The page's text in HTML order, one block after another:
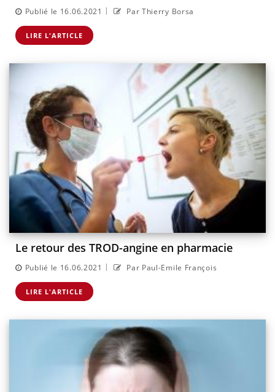
Publié le 16.06.2021 | Par Thierry Borsa
LIRE L'ARTICLE
Le retour des TROD-angine en pharmacie
Publié le 16.06.2021 | Par Paul-Emile François
LIRE L'ARTICLE